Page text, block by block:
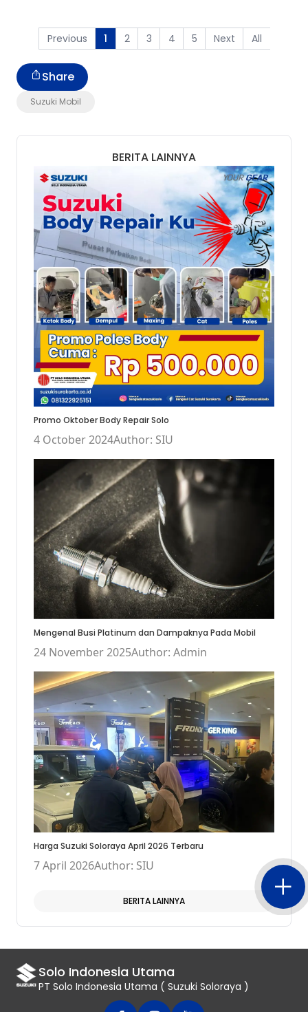
Previous 1 2 3 4 5 Next All
Suzuki Mobil
Share
BERITA LAINNYA
Promo Oktober Body Repair Solo
4 October 2024Author: SIU
Mengenal Busi Platinum dan Dampaknya Pada Mobil
24 November 2025Author: Admin
Harga Suzuki Soloraya April 2026 Terbaru
7 April 2026Author: SIU
BERITA LAINNYA
Solo Indonesia Utama
PT Solo Indonesia Utama ( Suzuki Soloraya )